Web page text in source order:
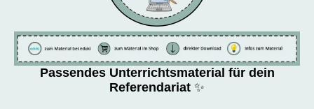
Passendes Unterrichtsmaterial für dein
Referendariat ✨